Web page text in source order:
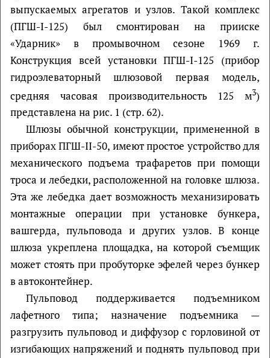
выпускаемых агрегатов и узлов. Такой комплекс
(ПГШ-I-125) был смонтирован на прииске
«Ударник» в промывочном сезоне 1969 г.
Конструкция всей установки ПГШ-I-125 (прибор
гидроэлеваторный шлюзовой первая модель,
средняя часовая производительность 125 м3)
представлена на рис. 1 (стр. 62).
Шлюзы обычной конструкции, примененной в
приборах ПГШ-II-50, имеют простое устройство для
механического подъема трафаретов при помощи
троса и лебедки, расположенной на головке шлюза.
Эта же лебедка дает возможность механизировать
монтажные операции при установке бункера,
вашгерда, пульповода и других узлов. В конце
шлюза укреплена площадка, на которой съемщик
может стоять при пробуторке эфелей через бункер
в автоконтейнер.
Пульповод поддерживается подъемником
лафетного типа; назначение подъемника —
разгрузить пульповод и диффузор с горловиной от
изгибающих напряжений и поднять пульповод при